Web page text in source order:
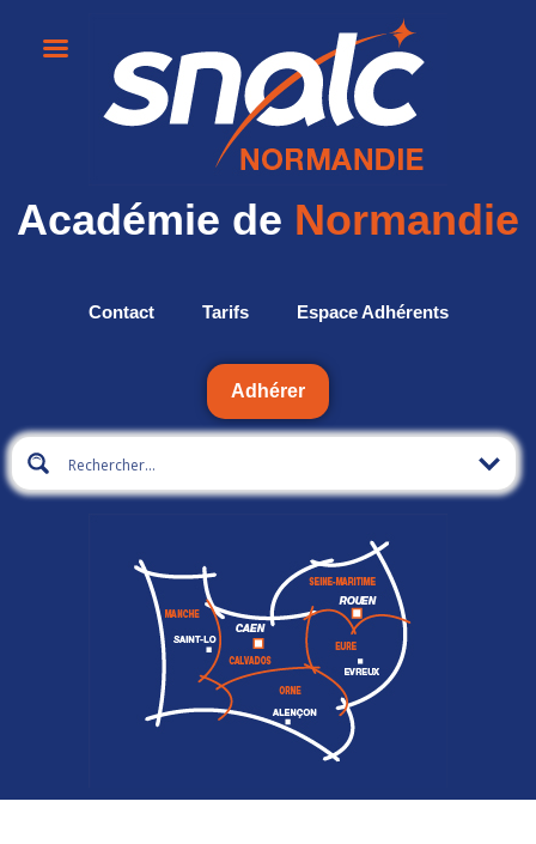
Académie de Normandie
Contact Tarifs Espace Adhérents
Adhérer